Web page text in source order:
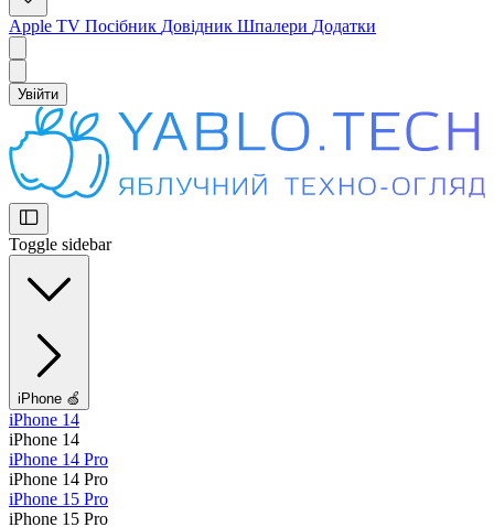
Apple TV Посібник Довідник Шпалери Додатки
Увійти
Toggle sidebar
iPhone 🍏
iPhone 14
iPhone 14
iPhone 14 Pro
iPhone 14 Pro
iPhone 15 Pro
iPhone 15 Pro